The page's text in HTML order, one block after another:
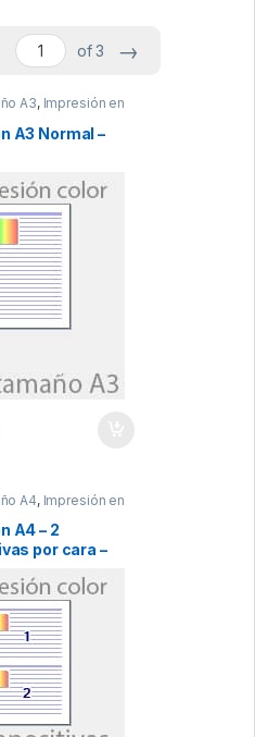
of 3 →
A3, Impresión en
A3 Normal –
A4, Impresión en
A4 – 2
por cara –